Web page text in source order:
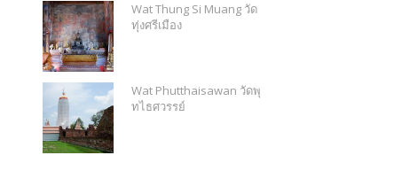
Wat Thung Si Muang วัด
ทุ่งศรีเมือง
Wat Phutthaisawan วัดพุ
ทไธศวรรย์